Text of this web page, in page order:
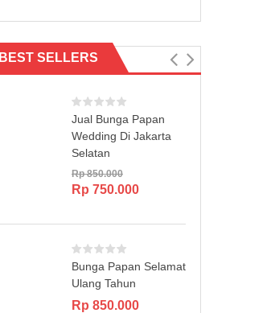
BEST SELLERS
Jual Bunga Papan
Wedding Di Jakarta
Selatan
Rp850.000
Original
Rp 750.000Current
Bunga Papan Selamat
Ulang Tahun
Rp 850.000